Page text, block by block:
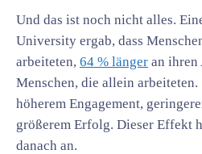
Und das ist noch nicht alles.
University ergab, dass
arbeiteten, 64 % länger an ihren
Menschen, die allein
höherem Engagement,
größerem Erfolg. Dieser Effekt
danach an.